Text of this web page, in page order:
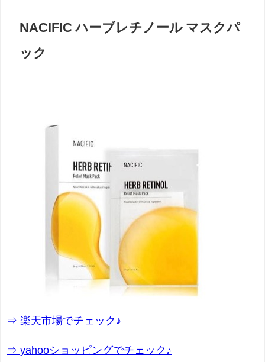
NACIFIC ハーブレチノール マスクパ
ック
⇒ 楽天市場でチェック♪
⇒ yahooショッピングでチェック♪